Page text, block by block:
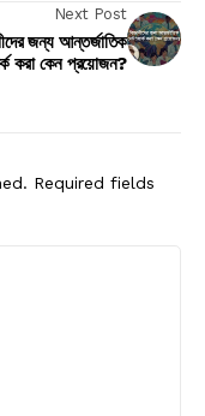
Next Post
জন্য আন্তর্জাতিক
করা কেন প্রয়োজন?
Required fields